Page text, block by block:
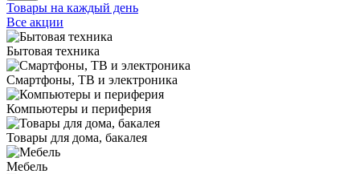
Товары на каждый день
Все акции
Бытовая техника
Смартфоны, ТВ и электроника
Компьютеры и периферия
Товары для дома, бакалея
Мебель